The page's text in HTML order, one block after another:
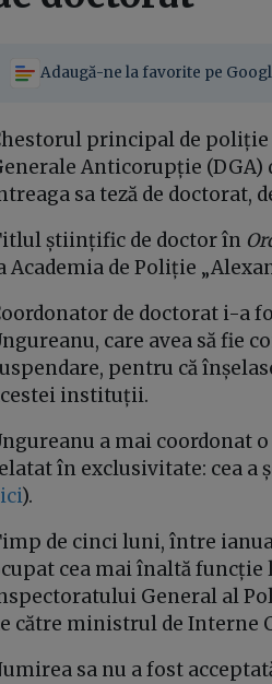
Adaugă-ne la favorite pe
principal de
Anticorupție
sa teză de doctorat,
științific de doctor în
Academia de Poliție
de doctorat i-a
care avea să fie
pentru că
instituții.
a mai coordonat
în exclusivitate: cea a
).
de cinci luni, între
cea mai înaltă funcție
General al
către ministrul de Interne
sa nu a fost